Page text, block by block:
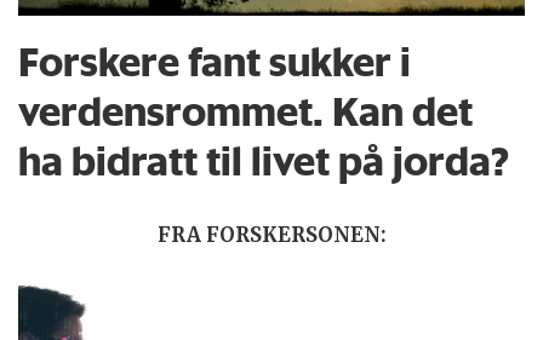
Forskere fant sukker i
verdensrommet. Kan det
ha bidratt til livet på jorda?
FRA FORSKERSONEN: